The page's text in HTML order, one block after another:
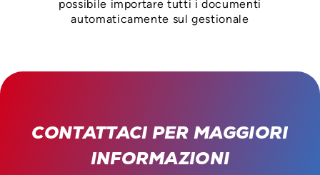
possibile importare tutti i documenti
automaticamente sul gestionale
CONTATTACI PER MAGGIORI
INFORMAZIONI